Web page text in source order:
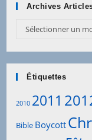
Archives
Archives
Sélectionner un
Étiquettes
2010 2011
Bible Boycott